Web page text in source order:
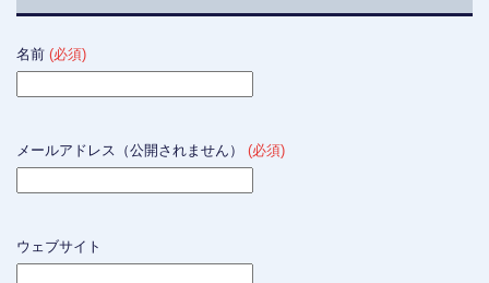
名前 (必須)
メールアドレス（公開されません） (必須)
ウェブサイト